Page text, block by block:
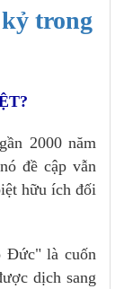
trong
2000 năm
đề cập vẫn
hữu ích đối
Đức" là cuốn
dịch sang